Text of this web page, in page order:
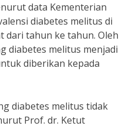
data Kementerian
diabetes melitus di
dari tahun ke tahun. Oleh
diabetes melitus menjadi
diberikan kepada
diabetes melitus tidak
Prof. dr. Ketut